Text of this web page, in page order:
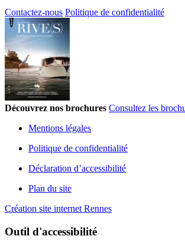
Contactez-nous Politique de confidentialité
Découvrez nos brochures Consultez les
Mentions légales
Politique de confidentialité
Déclaration d’accessibilité
Plan du site
Création site internet Rennes
Outil d'accessibilité